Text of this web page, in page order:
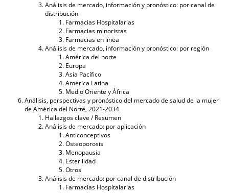
Análisis de mercado, información y pronóstico: por canal de
distribución
Farmacias Hospitalarias
Farmacias minoristas
Farmacias en línea
Análisis de mercado, información y pronóstico: por región
América del norte
Europa
Asia Pacífico
América Latina
Medio Oriente y África
Análisis, perspectivas y pronóstico del mercado de salud de la mujer
de América del Norte, 2021-2034
Hallazgos clave / Resumen
Análisis de mercado: por aplicación
Anticonceptivos
Osteoporosis
Menopausia
Esterilidad
Otros
Análisis de mercado: por canal de distribución
Farmacias Hospitalarias